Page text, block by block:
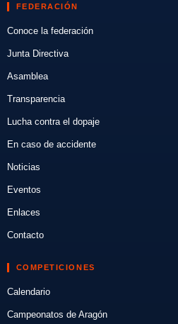
FEDERACIÓN
Conoce la federación
Junta Directiva
Asamblea
Transparencia
Lucha contra el dopaje
En caso de accidente
Noticias
Eventos
Enlaces
Contacto
COMPETICIONES
Calendario
Campeonatos de Aragón